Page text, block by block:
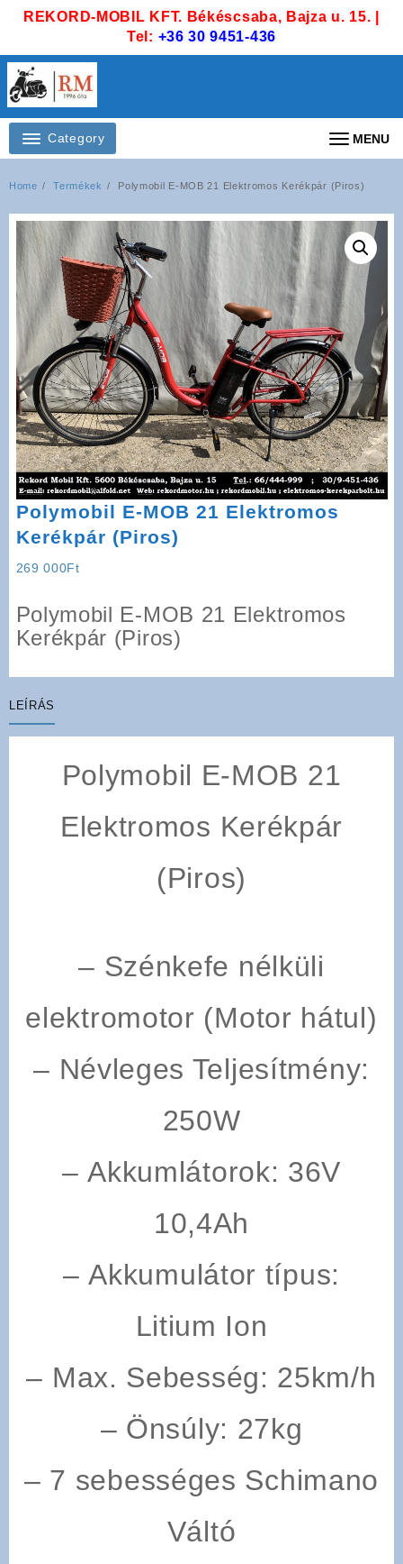
REKORD-MOBIL KFT. Békéscsaba, Bajza u. 15. |
Tel: +36 30 9451-436
Category MENU
Home Termékek Polymobil E-MOB 21 Elektromos Kerékpár (Piros)
Polymobil E-MOB 21 Elektromos
Kerékpár (Piros)
269 000Ft
Polymobil E-MOB 21 Elektromos
Kerékpár (Piros)
LEÍRÁS
Polymobil E-MOB 21
Elektromos Kerékpár
(Piros)
– Szénkefe nélküli
elektromotor (Motor hátul)
– Névleges Teljesítmény:
250W
–Akkumlátorok: 36V
10,4Ah
–Akkumulátor típus:
Litium Ion
– Max. Sebesség: 25km/h
– Önsúly: 27kg
– 7 sebességes Schimano
Váltó